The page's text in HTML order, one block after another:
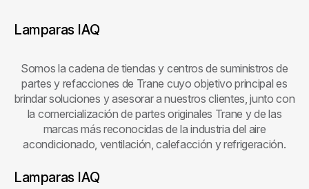
Lamparas IAQ
Somos la cadena de tiendas y centros de suministros de
partes y refacciones de Trane cuyo objetivo principal es
brindar soluciones y asesorar a nuestros clientes, junto con
la comercialización de partes originales Trane y de las
marcas más reconocidas de la industria del aire
acondicionado, ventilación, calefacción y refrigeración.
Lamparas IAQ